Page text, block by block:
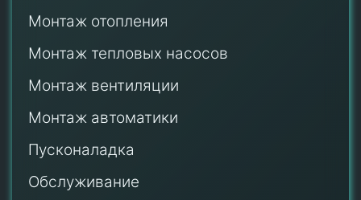
Монтаж отопления
Монтаж тепловых насосов
Монтаж вентиляции
Монтаж автоматики
Пусконаладка
Обслуживание